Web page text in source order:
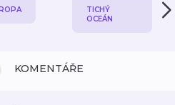
TICHÝ
OCEÁN
KOMENTÁŘE